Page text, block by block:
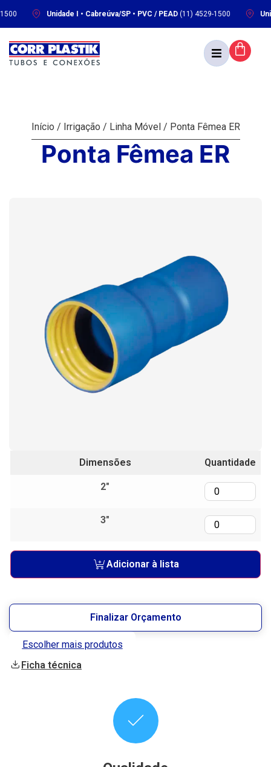
Unidade I • Cabreúva/SP • PVC / PEAD(11) 4529-1500
Início / Irrigação / Linha Móvel / Ponta Fêmea ER
Ponta Fêmea ER
Dimensões Quantidade
2"
3"
Adicionar à lista
Finalizar Orçamento
Escolher mais produtos
Ficha técnica